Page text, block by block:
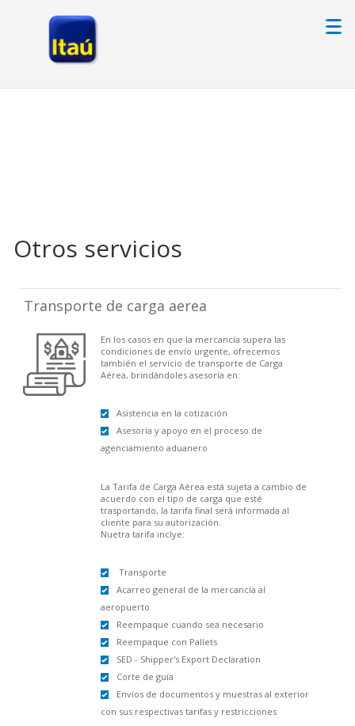
Otros servicios
Transporte de carga aerea
En los casos en que la mercancía supera las
condiciones de envío urgente, ofrecemos
también el servicio de transporte de Carga
Aérea, brindándoles asesoría en:
Asistencia en la cotización
Asesoría y apoyo en el proceso de
agenciamiento aduanero
La Tarifa de Carga Aérea está sujeta a cambio de
acuerdo con el tipo de carga que esté
trasportando, la tarifa final será informada al
cliente para su autorización.
Nuetra tarifa inclye:
Transporte
Acarreo general de la mercancía al
aeropuerto
Reempaque cuando sea necesario
Reempaque con Pallets
SED - Shipper's Export Declaration
Corte de guía
Envíos de documentos y muestras al exterior
con sus respectivas tarifas y restricciones